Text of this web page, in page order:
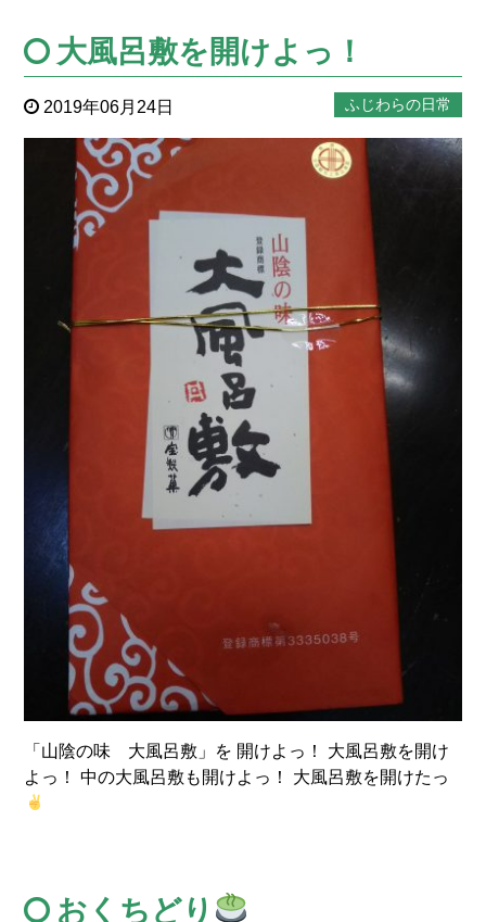
大風呂敷を開けよっ！
2019年06月24日 ふじわらの日常
「山陰の味 大風呂敷」を 開けよっ！ 大風呂敷を開け
よっ！ 中の大風呂敷も開けよっ！ 大風呂敷を開けたっ
おくちどり